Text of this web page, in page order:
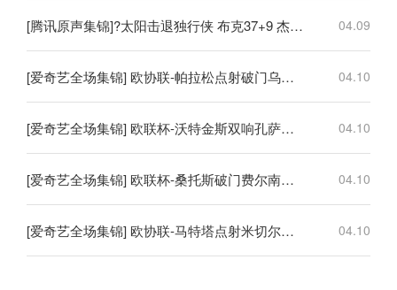
[腾讯原声集锦]?太阳击退独行侠 布克37+9 杰伦·格林伤退 弗拉格19中4 04.09
[爱奇艺全场集锦] 欧协联-帕拉松点射破门乌奈-洛佩斯建功 巴列卡诺3-0雅典AEK 04.10
[爱奇艺全场集锦] 欧联杯-沃特金斯双响孔萨破门 维拉3-1客胜博洛尼亚 04.10
[爱奇艺全场集锦] 欧联杯-桑托斯破门费尔南德斯离谱乌龙 波尔图1-1森林 04.10
[爱奇艺全场集锦] 欧协联-马特塔点射米切尔萨尔建功 水晶宫3-0佛罗伦萨 04.10